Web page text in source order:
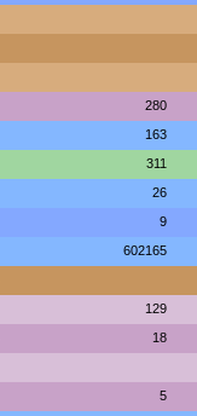
280
163
311
26
9
602165
129
18
5